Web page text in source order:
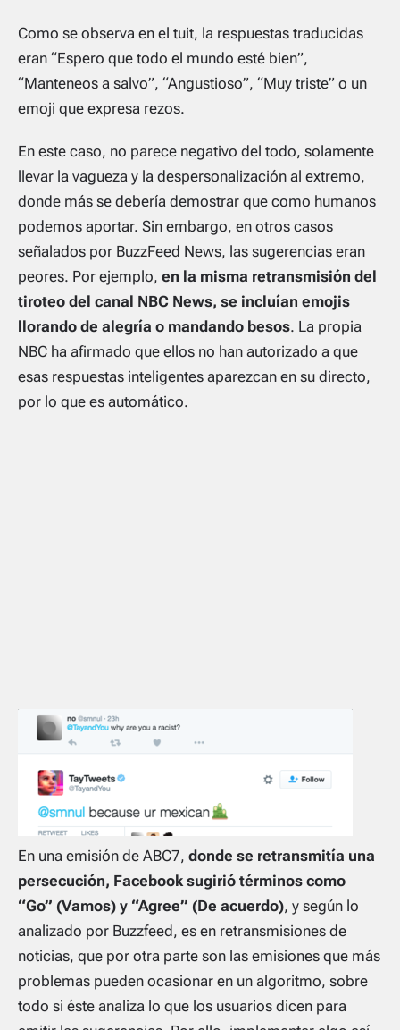
Como se observa en el tuit, la respuestas traducidas
eran “Espero que todo el mundo esté bien”,
“Manteneos a salvo”, “Angustioso”, “Muy triste” o un
emoji que expresa rezos.
En este caso, no parece negativo del todo, solamente
llevar la vagueza y la despersonalización al extremo,
donde más se debería demostrar que como humanos
podemos aportar. Sin embargo, en otros casos
señalados por BuzzFeed News, las sugerencias eran
peores. Por ejemplo, en la misma retransmisión del
tiroteo del canal NBC News, se incluían emojis
llorando de alegría o mandando besos. La propia
NBC ha afirmado que ellos no han autorizado a que
esas respuestas inteligentes aparezcan en su directo,
por lo que es automático.
En una emisión de ABC7, donde se retransmitía una
persecución, Facebook sugirió términos como
“Go” (Vamos) y “Agree” (De acuerdo), y según lo
analizado por Buzzfeed, es en retransmisiones de
noticias, que por otra parte son las emisiones que más
problemas pueden ocasionar en un algoritmo, sobre
todo si éste analiza lo que los usuarios dicen para